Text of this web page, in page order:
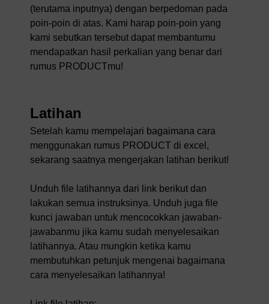
(terutama inputnya) dengan berpedoman pada
poin-poin di atas. Kami harap poin-poin yang
kami sebutkan tersebut dapat membantumu
mendapatkan hasil perkalian yang benar dari
rumus PRODUCTmu!
Latihan
Setelah kamu mempelajari bagaimana cara
menggunakan rumus PRODUCT di excel,
sekarang saatnya mengerjakan latihan berikut!
Unduh file latihannya dari link berikut dan
lakukan semua instruksinya. Unduh juga file
kunci jawaban untuk mencocokkan jawaban-
jawabanmu jika kamu sudah menyelesaikan
latihannya. Atau mungkin ketika kamu
membutuhkan petunjuk mengenai bagaimana
cara menyelesaikan latihannya!